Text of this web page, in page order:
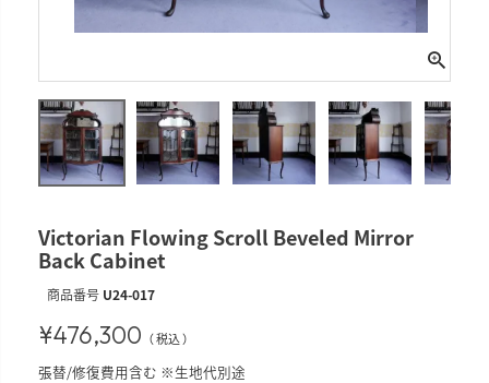
Victorian Flowing Scroll Beveled Mirror
Back Cabinet
商品番号 U24-017
¥476,300 税込
張替/修復費用含む ※生地代別途